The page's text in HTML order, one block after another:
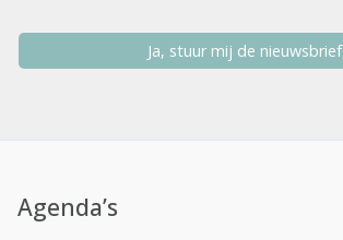
Ja, stuur mij de nieuwsbrief
Agenda’s